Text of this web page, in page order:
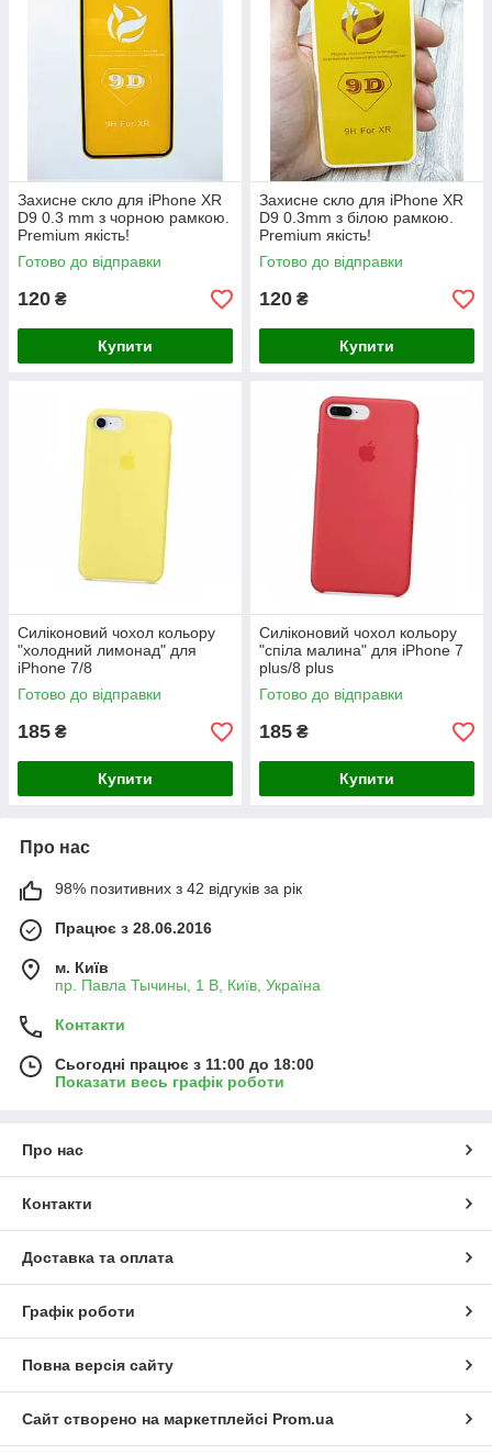
Захисне скло для iPhone XR
D9 0.3 mm з чорною рамкою.
Premium якість!
Готово до відправки
120 ₴
Купити
Захисне скло для iPhone XR
D9 0.3mm з білою рамкою.
Premium якість!
Готово до відправки
120 ₴
Купити
Силіконовий чохол кольору
"холодний лимонад" для
iPhone 7/8
Готово до відправки
185 ₴
Купити
Силіконовий чохол кольору
"спіла малина" для iPhone 7
plus/8 plus
Готово до відправки
185 ₴
Купити
Про нас
98% позитивних з 42 відгуків за рік
Працює з 28.06.2016
м. Київ
пр. Павла Тычины, 1 В, Київ, Україна
Контакти
Сьогодні працює з 11:00 до 18:00
Показати весь графік роботи
Про нас
Контакти
Доставка та оплата
Графік роботи
Повна версія сайту
Сайт створено на маркетплейсі Prom.ua